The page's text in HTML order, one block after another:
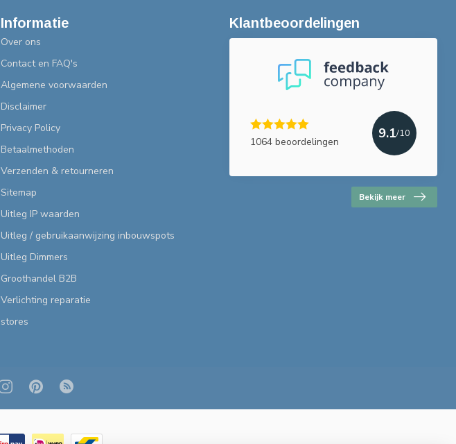
Informatie
Over ons
Contact en FAQ's
Algemene voorwaarden
Disclaimer
Privacy Policy
Betaalmethoden
Verzenden & retourneren
Sitemap
Uitleg IP waarden
Uitleg / gebruikaanwijzing inbouwspots
Uitleg Dimmers
Groothandel B2B
Verlichting reparatie
stores
Klantbeoordelingen
1064 beoordelingen
9.1/10
Bekijk meer